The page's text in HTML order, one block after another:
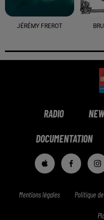
JÉRÉMY FREROT
RADIO
DOCUMENTATION
Mentions légales Politique